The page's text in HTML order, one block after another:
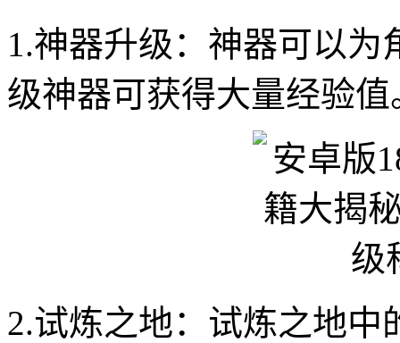
1.神器升级：神器可以
级神器可获得大量经验值
2.试炼之地：试炼之地